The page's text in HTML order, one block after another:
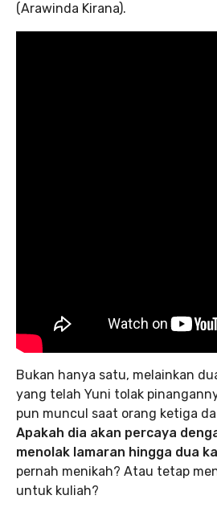
(Arawinda Kirana).
Bukan hanya satu, melainkan
yang telah Yuni tolak
pun muncul saat orang ketiga
Apakah dia akan percaya
menolak lamaran hingga dua
pernah menikah? Atau tetap
untuk kuliah?